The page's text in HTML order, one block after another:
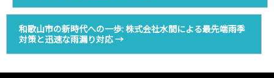
和歌山市の新時代への一歩: 株式会社水間による最先端雨季
対策と迅速な雨漏り対応→